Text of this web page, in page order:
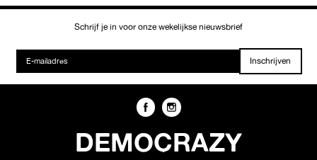
Schrijf je in voor onze wekelijkse nieuwsbrief
Inschrijven
DEMOCRAZY